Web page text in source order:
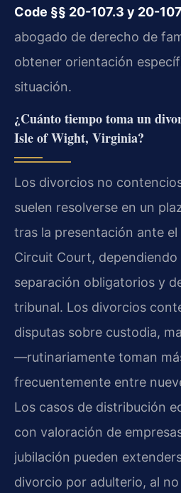
Code §§ 20-107.3 y 20-
abogado de derecho de
obtener orientación
situación.
¿Cuánto tiempo toma un
Isle of Wight, Virginia?
Los divorcios no
suelen resolverse en un
tras la presentación ante
Circuit Court,
separación obligatorios y
tribunal. Los divorcios
disputas sobre custodia,
—rutinariamente toman
frecuentemente entre
Los casos de distribución
con valoración de
jubilación pueden
divorcio por adulterio, al